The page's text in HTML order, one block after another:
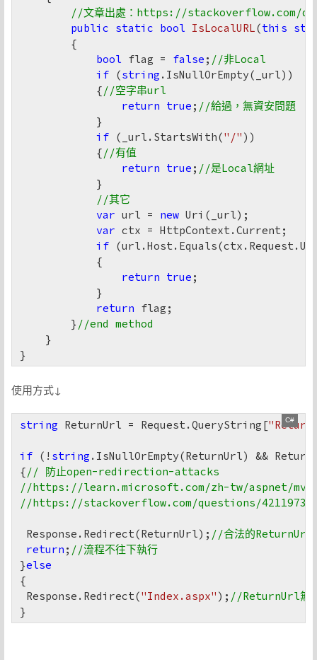
//文章出處：https://
public static bool IsLocalURL(this
{
bool flag = false ; //非Local
if (string .IsNullOrEmpty(_url))
            {
//空字串url
return true ; //給過，無資安問題
            }
if (_url.StartsWith("/" ))
            {
//有值
return true ; //是Local網址
            }
//其它
var url = new Uri(_url);
var ctx = HttpContext.Current;
if
            {
return true ;
            }
return flag;
        }
//end method
    }
}
使用方式↓
string ReturnUrl = Request.QueryString[
if (! string .IsNullOrEmpty(ReturnUrl) &&
{ // 防止open-redirection-attacks
//https://learn.microsoft.com/zh-tw/aspnet/
//https://stackoverflow.com/questions/
Response.Redirect(ReturnUrl); //合法的ReturnUrl
return ; //流程不往下執行
}else
{
Response.Redirect("Index.aspx" ); //ReturnUrl無值
}